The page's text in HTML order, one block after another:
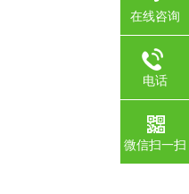
在线咨询
电话
微信扫一扫